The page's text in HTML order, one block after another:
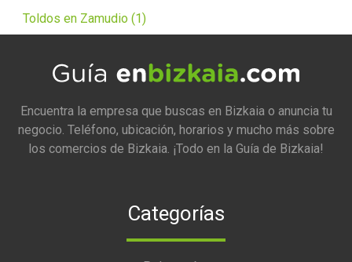
Toldos en Zamudio (1)
Encuentra la empresa que buscas en Bizkaia o anuncia tu
negocio. Teléfono, ubicación, horarios y mucho más sobre
los comercios de Bizkaia. ¡Todo en la Guía de Bizkaia!
Categorías